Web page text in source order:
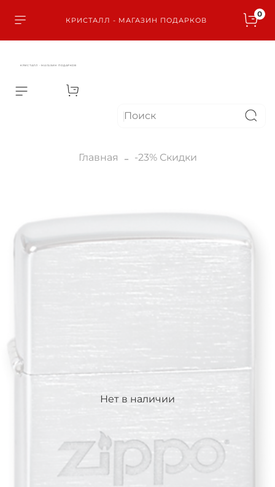
КРИСТАЛЛ - МАГАЗИН ПОДАРКОВ
0
КРИСТАЛЛ - МАГАЗИН ПОДАРКОВ
Главная -23% Скидки
Нет в наличии